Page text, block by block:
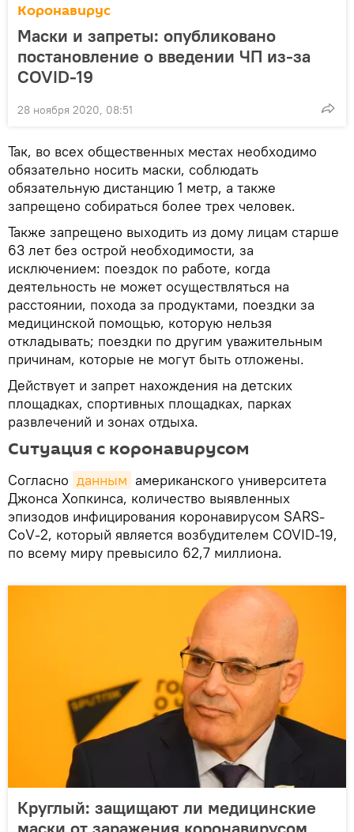
Коронавирус
Маски и запреты: опубликовано
постановление о введении ЧП из-за
COVID-19
28 ноября 2020, 08:51
Так, во всех общественных местах необходимо
обязательно носить маски, соблюдать
обязательную дистанцию 1 метр, а также
запрещено собираться более трех человек.
Также запрещено выходить из дому лицам старше
63 лет без острой необходимости, за
исключением: поездок по работе, когда
деятельность не может осуществляться на
расстоянии, похода за продуктами, поездки за
медицинской помощью, которую нельзя
откладывать; поездки по другим уважительным
причинам, которые не могут быть отложены.
Действует и запрет нахождения на детских
площадках, спортивных площадках, парках
развлечений и зонах отдыха.
Ситуация с коронавирусом
Согласно данным американского университета
Джонса Хопкинса, количество выявленных
эпизодов инфицирования коронавирусом SARS-
CoV-2, который является возбудителем COVID-19,
по всему миру превысило 62,7 миллиона.
Круглый: защищают ли медицинские